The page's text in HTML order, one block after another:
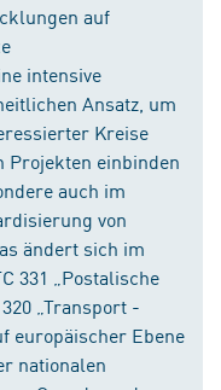
auf
intensive
Ansatz, um
Kreise
Projekten einbinden
auch im
von
ändert sich im
331 „Postalische
„Transport -
europäischer Ebene
nationalen